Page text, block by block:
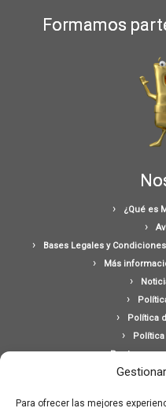
Para ofrecer las mejores
Formamos
¿Qué es
Bases Legales y
Más
Política
Ponte en